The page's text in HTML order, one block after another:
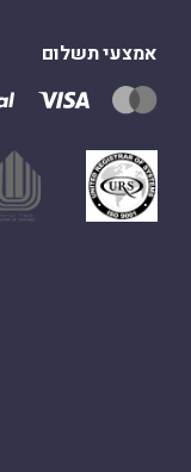
אמצעי תשלום